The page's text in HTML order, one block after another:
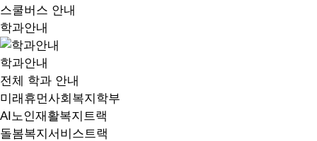
스쿨버스 안내
학과안내
학과안내
전체 학과 안내
미래휴먼사회복지학부
AI노인재활복지트랙
돌봄복지서비스트랙